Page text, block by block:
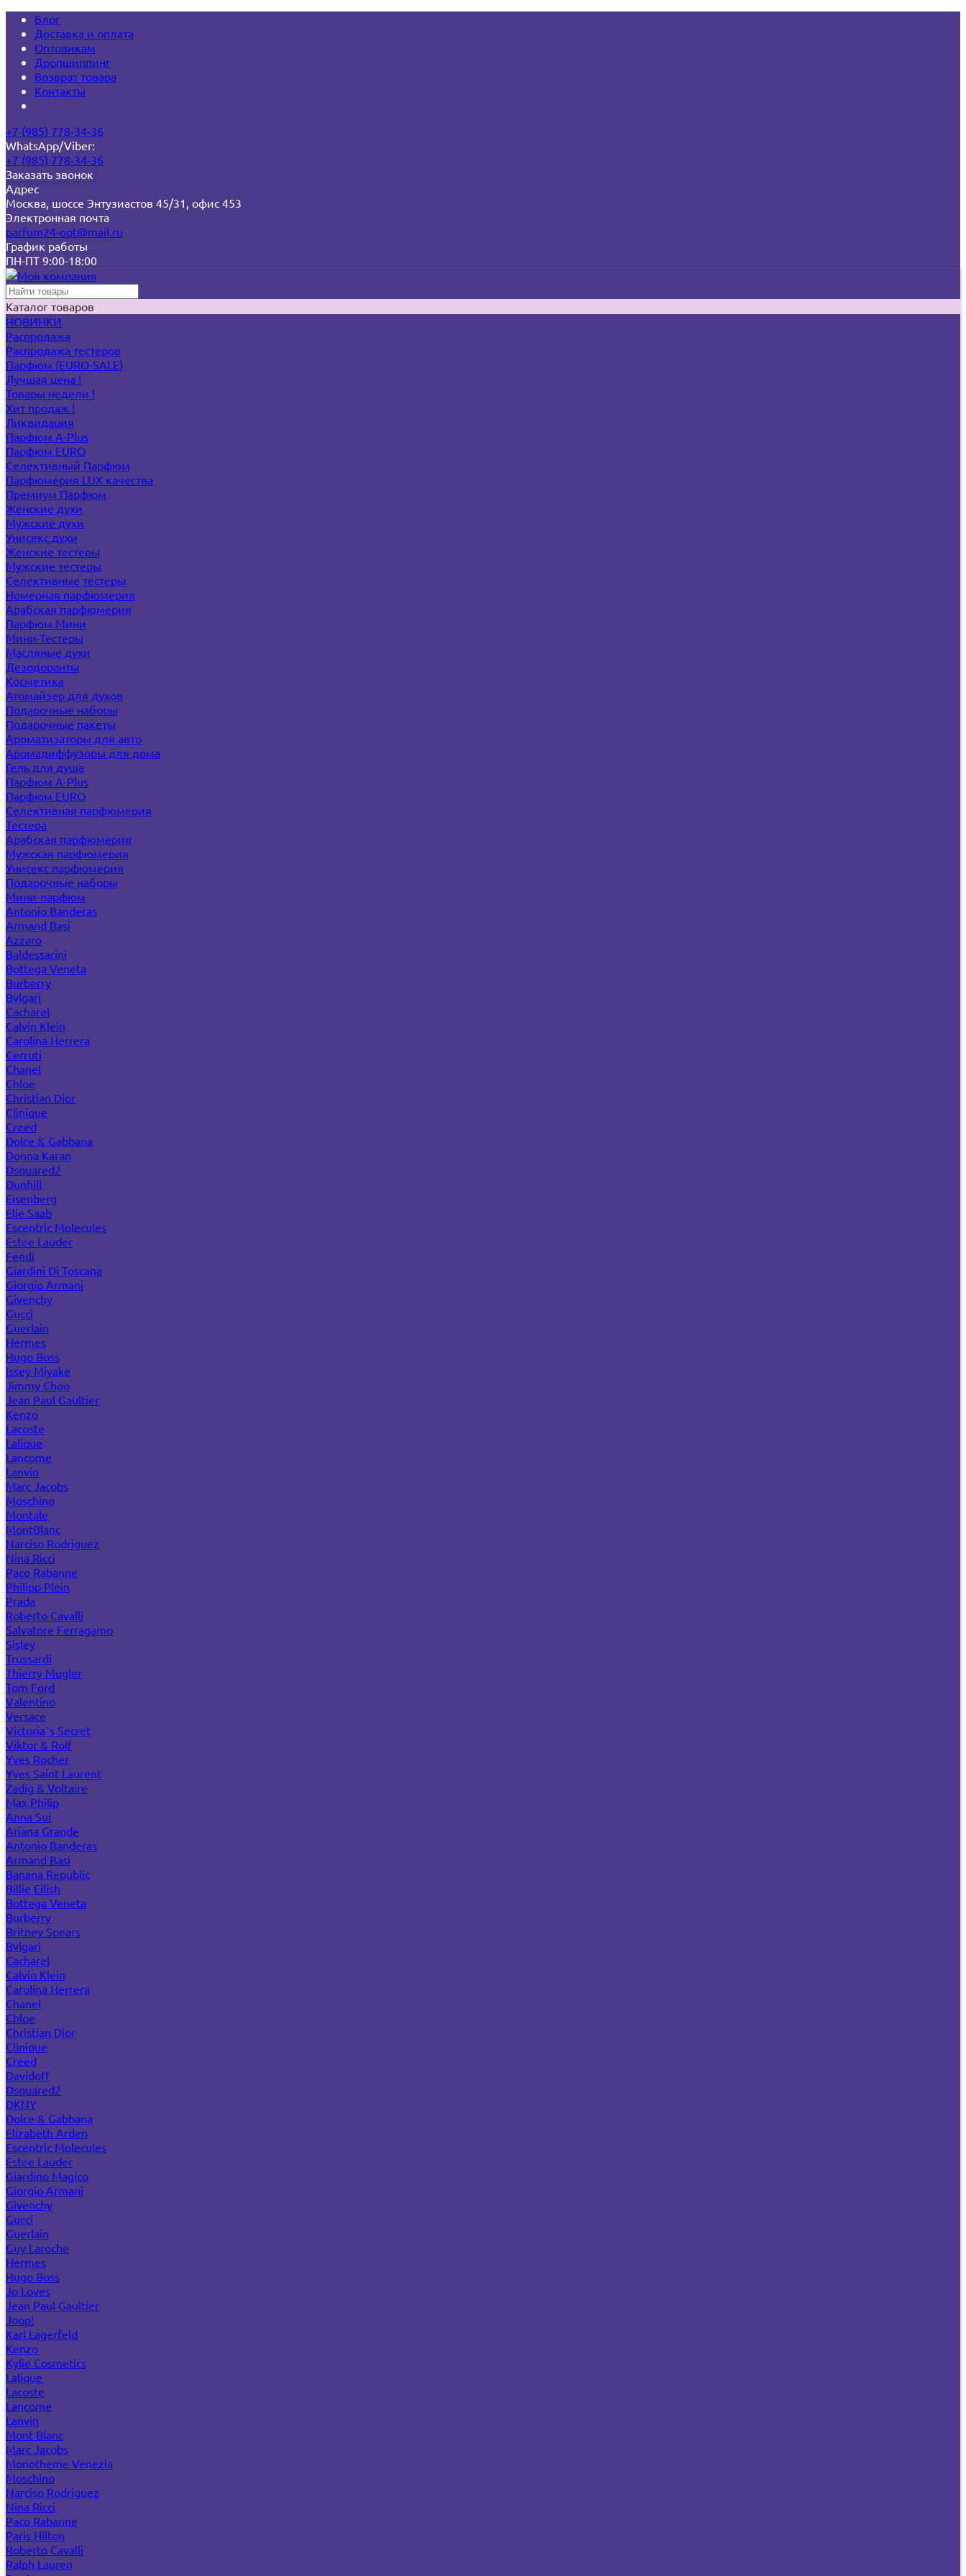
Блог
Доставка и оплата
Оптовикам
Дропшиппинг
Возврат товара
Контакты
+7 (985) 778-34-36
WhatsApp/Viber:
+7 (985) 778-34-36
Заказать звонок
Адрес
Москва, шоссе Энтузиастов 45/31, офис 453
Электронная почта
parfum24-opt@mail.ru
График работы
ПН-ПТ 9:00-18:00
Каталог товаров
НОВИНКИ
Распродажа
Распродажа тестеров
Парфюм (EURO-SALE)
Лучшая цена !
Товары недели !
Хит продаж !
Ликвидация
Парфюм A-Plus
Парфюм EURO
Селективный Парфюм
Парфюмерия LUX качества
Премиум Парфюм
Женские духи
Мужские духи
Унисекс духи
Женские тестеры
Мужские тестеры
Селективные тестеры
Номерная парфюмерия
Арабская парфюмерия
Парфюм Мини
Мини-Тестеры
Масляные духи
Дезодоранты
Косметика
Атомайзер для духов
Подарочные наборы
Подарочные пакеты
Ароматизаторы для авто
Аромадиффузоры для дома
Гель для душа
Парфюм A-Plus
Парфюм EURO
Селективная парфюмерия
Тестера
Арабская парфюмерия
Мужская парфюмерия
Унисекс парфюмерия
Подарочные наборы
Мини-парфюм
Antonio Banderas
Armand Basi
Azzaro
Baldessarini
Bottega Veneta
Burberry
Bvlgari
Cacharel
Calvin Klein
Carolina Herrera
Cerruti
Chanel
Chloe
Christian Dior
Clinique
Creed
Dolce & Gabbana
Donna Karan
Dsquared2
Dunhill
Eisenberg
Elie Saab
Escentric Molecules
Estee Lauder
Fendi
Giardini Di Toscana
Giorgio Armani
Givenchy
Gucci
Guerlain
Hermes
Hugo Boss
Issey Miyake
Jimmy Choo
Jean Paul Gaultier
Kenzo
Lacoste
Lalique
Lancome
Lanvin
Marc Jacobs
Moschino
Montale
MontBlanc
Narciso Rodriguez
Nina Ricci
Paco Rabanne
Philipp Plein
Prada
Roberto Cavalli
Salvatore Ferragamo
Sisley
Trussardi
Thierry Mugler
Tom Ford
Valentino
Versace
Victoria`s Secret
Viktor & Rolf
Yves Rocher
Yves Saint Laurent
Zadig & Voltaire
Max Philip
Anna Sui
Ariana Grande
Antonio Banderas
Armand Basi
Banana Republic
Billie Eilish
Bottega Veneta
Burberry
Britney Spears
Bvlgari
Cacharel
Calvin Klein
Carolina Herrera
Chanel
Chloe
Christian Dior
Clinique
Creed
Davidoff
Dsquared2
DKNY
Dolce & Gabbana
Elizabeth Arden
Escentric Molecules
Estee Lauder
Giardino Magico
Giorgio Armani
Givenchy
Gucci
Guerlain
Guy Laroche
Hermes
Hugo Boss
Jo Loves
Jean Paul Gaultier
Joop!
Karl Lagerfeld
Kenzo
Kylie Cosmetics
Lalique
Lacoste
Lancome
Lanvin
Mont Blanc
Marc Jacobs
Monotheme Venezia
Moschino
Narciso Rodriguez
Nina Ricci
Paco Rabanne
Paris Hilton
Roberto Cavalli
Ralph Lauren